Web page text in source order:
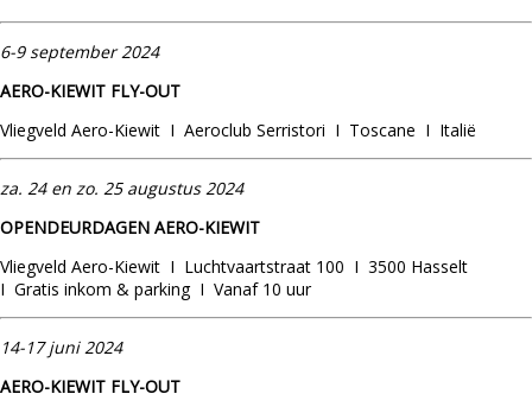
6-9 september 2024
AERO-KIEWIT FLY-OUT
Vliegveld Aero-Kiewit I Aeroclub Serristori I Toscane I Italië
za. 24 en zo. 25 augustus 2024
OPENDEURDAGEN AERO-KIEWIT
Vliegveld Aero-Kiewit I Luchtvaartstraat 100 I 3500 Hasselt
I Gratis inkom & parking I Vanaf 10 uur
14-17 juni 2024
AERO-KIEWIT FLY-OUT